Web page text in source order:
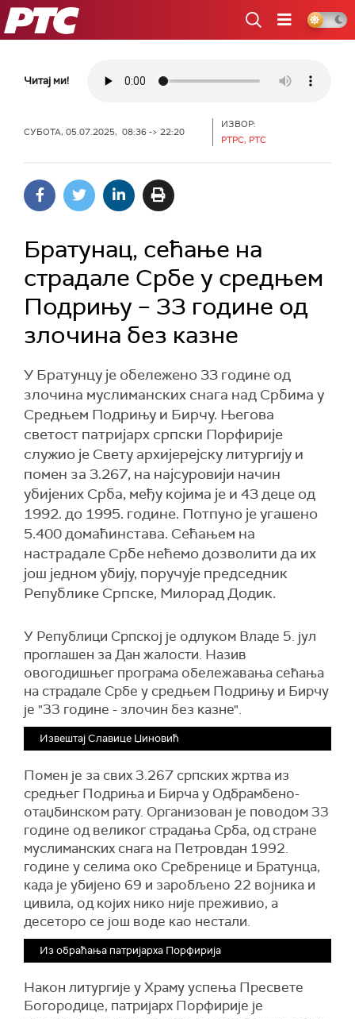
РТС
Читај ми!
СУБОТА, 05.07.2025, 08:36 -> 22:20
ИЗВОР:
РТРС, РТС
Братунац, сећање на
страдале Србе у средњем
Подрињу – 33 године од
злочина без казне
У Братунцу је обележено 33 године од
злочина муслиманских снага над Србима у
Средњем Подрињу и Бирчу. Његова
светост патријарх српски Порфирије
служио је Свету архијерејску литургију и
помен за 3.267, на најсуровији начин
убијених Срба, међу којима је и 43 деце од
1992. до 1995. године. Потпуно је угашено
5.400 домаћинстава. Сећањем на
настрадале Србе нећемо дозволити да их
још једном убију, поручује председник
Републике Српске, Милорад Додик.
У Републици Српској је одлуком Владе 5. јул
проглашен за Дан жалости. Назив
овогодишњег програма обележавања сећања
на страдале Србе у средњем Подрињу и Бирчу
је "33 године - злочин без казне".
Извештај Славице Џиновић
Помен је за свих 3.267 српских жртва из
средњег Подриња и Бирча у Одбрамбено-
отаџбинском рату. Организован је поводом 33
године од великог страдања Срба, од стране
муслиманских снага на Петровдан 1992.
године у селима око Сребренице и Братунца,
када је убијено 69 и заробљено 22 војника и
цивила, од којих нико није преживио, а
десеторо се још воде као нестали.
Из обраћања патријарха Порфирија
Након литургије у Храму успења Пресвете
Богородице, патријарх Порфирије је